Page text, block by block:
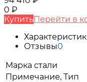
0 ₽
КупитьПерейти в
Отзывы0
Марка стали
Примечание, Тип